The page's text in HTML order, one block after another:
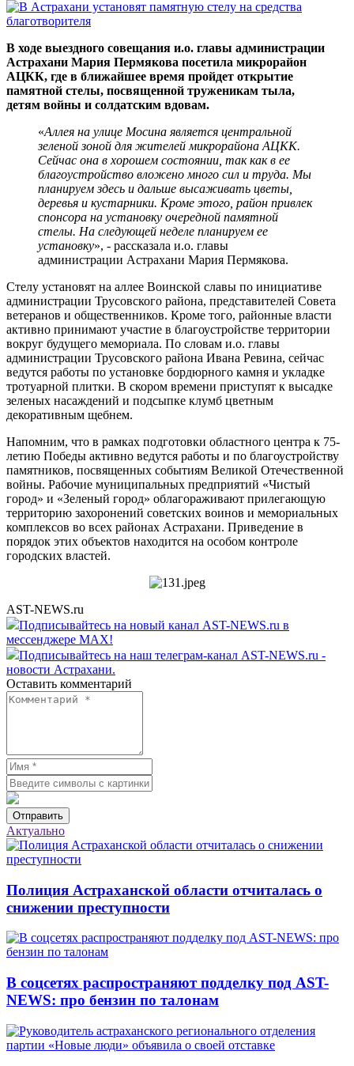
В ходе выездного совещания и.о. главы администрации
Астрахани Мария Пермякова посетила микрорайон
АЦКК, где в ближайшее время пройдет открытие
памятной стелы, посвященной труженикам тыла,
детям войны и солдатским вдовам.
«Аллея на улице Мосина является центральной
зеленой зоной для жителей микрорайона АЦКК.
Сейчас она в хорошем состоянии, так как в ее
благоустройство вложено много сил и труда. Мы
планируем здесь и дальше высаживать цветы,
деревья и кустарники. Кроме этого, район привлек
спонсора на установку очередной памятной
стелы. На следующей неделе планируем ее
установку», - рассказала и.о. главы
администрации Астрахани Мария Пермякова.
Стелу установят на аллее Воинской славы по инициативе
администрации Трусовского района, представителей Совета
ветеранов и общественников. Кроме того, районные власти
активно принимают участие в благоустройстве территории
вокруг будущего мемориала. По словам и.о. главы
администрации Трусовского района Ивана Ревина, сейчас
ведутся работы по установке бордюрного камня и укладке
тротуарной плитки. В скором времени приступят к высадке
зеленых насаждений и подсыпке клумб цветным
декоративным щебнем.
Напомним, что в рамках подготовки областного центра к 75-
летию Победы активно ведутся работы и по благоустройству
памятников, посвященных событиям Великой Отечественной
войны. Рабочие муниципальных предприятий «Чистый
город» и «Зеленый город» облагораживают прилегающую
территорию захоронений советских воинов и мемориальных
комплексов во всех районах Астрахани. Приведение в
порядок этих объектов находится на особом контроле
городских властей.
AST-NEWS.ru
Подписывайтесь на новый канал AST-NEWS.ru в
мессенджере MAX!
Подписывайтесь на наш телеграм-канал AST-NEWS.ru -
новости Астрахани.
Оставить комментарий
Отправить
Актуально
Полиция Астраханской области отчиталась о
снижении преступности
В соцсетях распространяют подделку под AST-
NEWS: про бензин по талонам